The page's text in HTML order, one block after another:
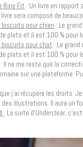
Ring Fit : Un livre en rapport
sera composé de
pour chien : Le
plats et il est 100 % pour
biscuits pour chat : Le
plats et il est 100 % pour
: Il ne me reste que la
sur une plateforme.
j’ai récupéré les droits.
illustrations. Il aura un
: La suite d’Underclear,